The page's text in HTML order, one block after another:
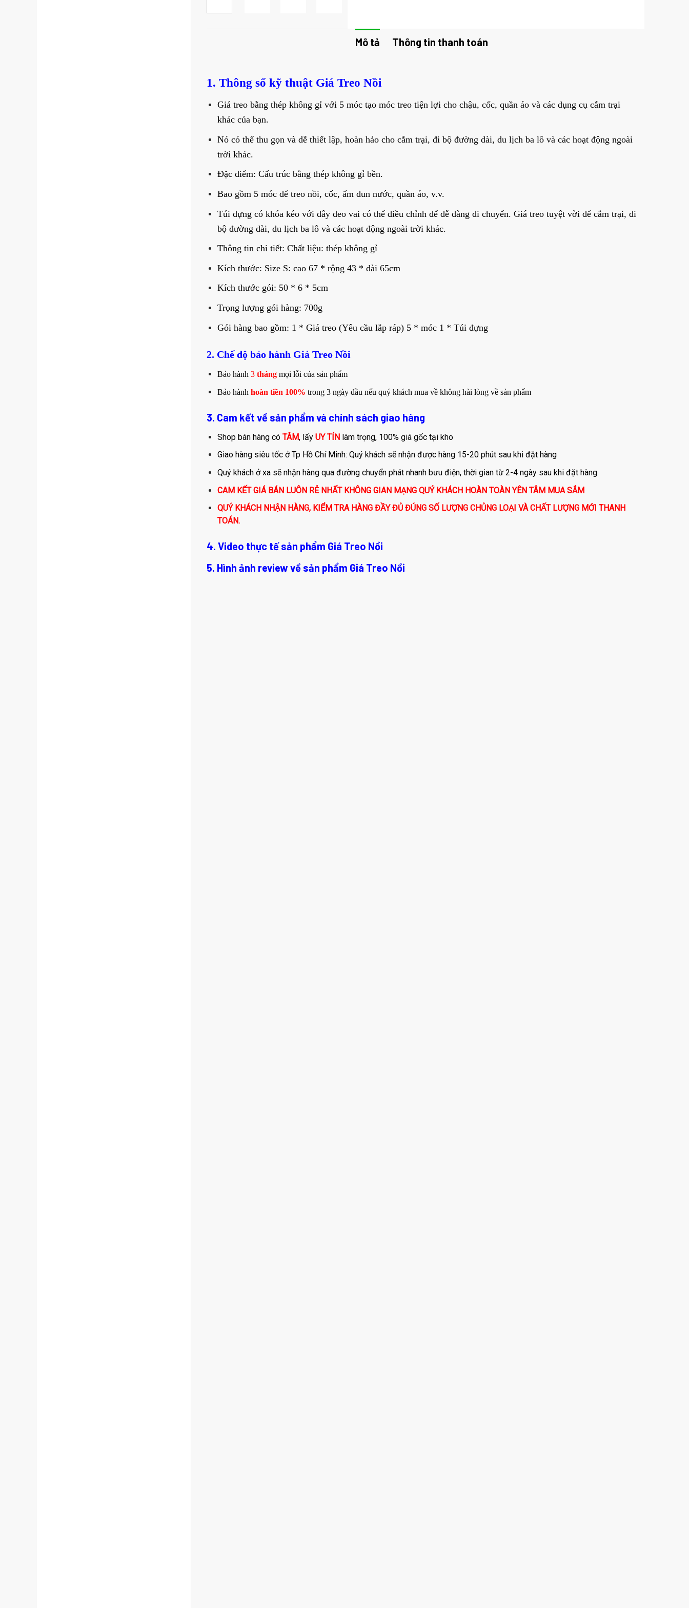
Mô tả Thông tin thanh toán
1. Thông số kỹ thuật Giá Treo Nồi
Giá treo bằng thép không gỉ với 5 móc tạo móc treo tiện lợi cho chậu, cốc, quần áo và các dụng cụ cắm trại
khác của bạn.
Nó có thể thu gọn và dễ thiết lập, hoàn hảo cho cắm trại, đi bộ đường dài, du lịch ba lô và các hoạt động ngoài
trời khác.
Đặc điểm: Cấu trúc bằng thép không gỉ bền.
Bao gồm 5 móc để treo nồi, cốc, ấm đun nước, quần áo, v.v.
Túi đựng có khóa kéo với dây đeo vai có thể điều chỉnh để dễ dàng di chuyển. Giá treo tuyệt vời để cắm trại, đi
bộ đường dài, du lịch ba lô và các hoạt động ngoài trời khác.
Thông tin chi tiết: Chất liệu: thép không gỉ
Kích thước: Size S: cao 67 * rộng 43 * dài 65cm
Kích thước gói: 50 * 6 * 5cm
Trọng lượng gói hàng: 700g
Gói hàng bao gồm: 1 * Giá treo (Yêu cầu lắp ráp) 5 * móc 1 * Túi đựng
2. Chế độ bảo hành Giá Treo Nồi
Bảo hành 3thángmọi lỗi của sản phẩm
Bảo hành hoàn tiền 100% trong 3 ngày đầu nếu quý khách mua về không hài lòng về sản phẩm
3. Cam kết về sản phẩm và chính sách giao hàng
Shop bán hàng có TÂM, lấy UY TÍNlàm trọng, 100% giá gốc tại kho
Giao hàng siêu tốc ở Tp Hồ Chí Minh: Quý khách sẽ nhận được hàng 15-20 phút sau khi đặt hàng
Quý khách ở xa sẽ nhận hàng qua đường chuyển phát nhanh bưu điện, thời gian từ 2-4 ngày sau khi đặt hàng
CAM KẾT GIÁ BÁN LUÔN RẺ NHẤT KHÔNG GIAN MẠNG QUÝ KHÁCH HOÀN TOÀN YÊN TÂM MUA SẮM
QUÝ KHÁCH NHẬN HÀNG, KIỂM TRA HÀNG ĐẦY ĐỦ ĐÚNG SỐ LƯỢNG CHỦNG LOẠI VÀ CHẤT LƯỢNG MỚI THANH
TOÁN.
4. Video thực tế sản phẩm Giá Treo Nồi
5. Hình ảnh reviewvề sản phẩm Giá Treo Nồi